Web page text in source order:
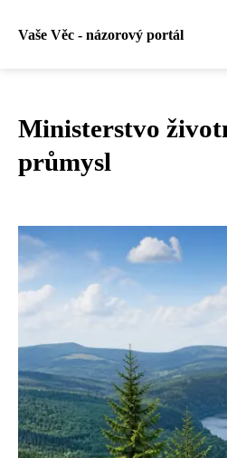
Vaše Věc - názorový portál
Ministerstvo
průmysl